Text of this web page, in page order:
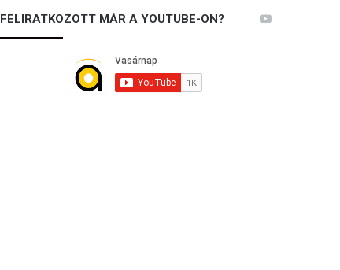
FELIRATKOZOTT MÁR A YOUTUBE-ON?